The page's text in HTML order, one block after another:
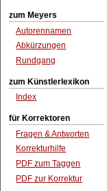
zum Meyers
Autorennamen
Abkürzungen
Rundgang
zum Künstlerlexikon
Index
für Korrektoren
Fragen & Antworten
Korrekturhilfe
PDF zum Taggen
PDF zur Korrektur